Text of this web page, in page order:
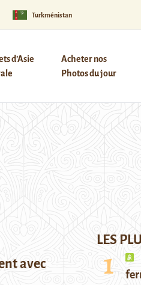
Turkménistan
d’Asie
Acheter nos
Photos du jour
avec
LES